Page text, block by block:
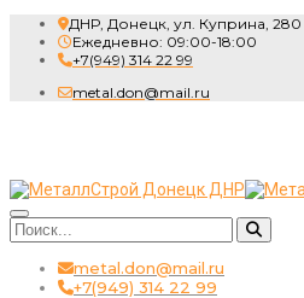
ДНР, Донецк, ул. Куприна, 280
Ежедневно: 09:00-18:00
+7(949) 314 22 99
metal.don@mail.ru
metal.don@mail.ru
+7(949) 314 22 99